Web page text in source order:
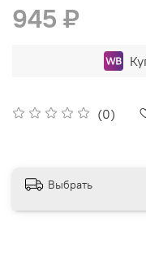
(0)
945 ₽
Выбрать